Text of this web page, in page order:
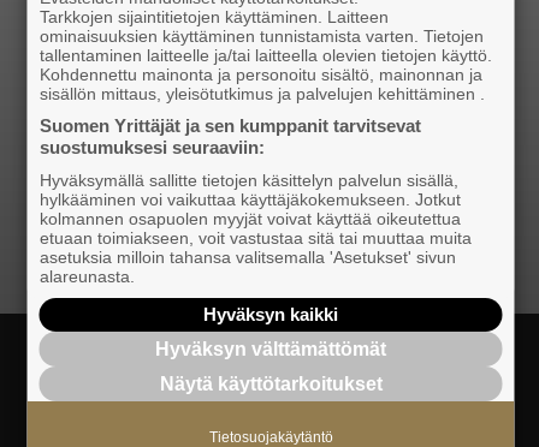
LUE TUOREIMMAT
YRITTÄJÄUUTISET
Tarkkojen sijaintitietojen käyttäminen. Laitteen
ominaisuuksien käyttäminen tunnistamista varten. Tietojen
tallentaminen laitteelle ja/tai laitteella olevien tietojen käyttö.
Kohdennettu mainonta ja personoitu sisältö, mainonnan ja
sisällön mittaus, yleisötutkimus ja palvelujen kehittäminen .
Suomen Yrittäjät ja sen kumppanit tarvitsevat
suostumuksesi seuraaviin:
Hyväksymällä sallitte tietojen käsittelyn palvelun sisällä,
hylkääminen voi vaikuttaa käyttäjäkokemukseen. Jotkut
kolmannen osapuolen myyjät voivat käyttää oikeutettua
etuaan toimiakseen, voit vastustaa sitä tai muuttaa muita
asetuksia milloin tahansa valitsemalla 'Asetukset' sivun
alareunasta.
Hyväksyn kaikki
Hyväksyn välttämättömät
Näytä käyttötarkoitukset
Tietosuojakäytäntö